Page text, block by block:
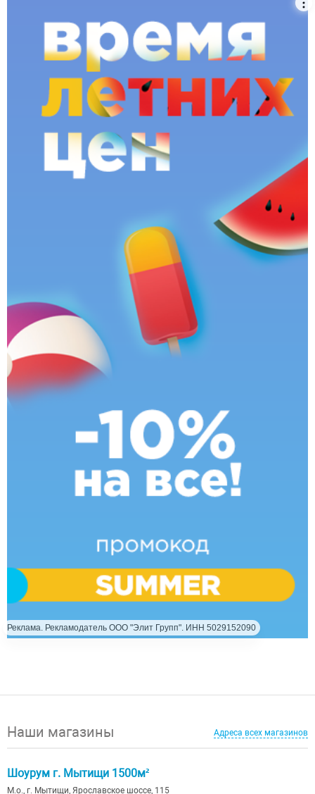
Реклама. Рекламодатель ООО "Элит Групп". ИНН 5029152090
Наши магазины Адреса всех магазинов
Шоурум г. Мытищи 1500м²
М.о., г. Мытищи, Ярославское шоссе, 115